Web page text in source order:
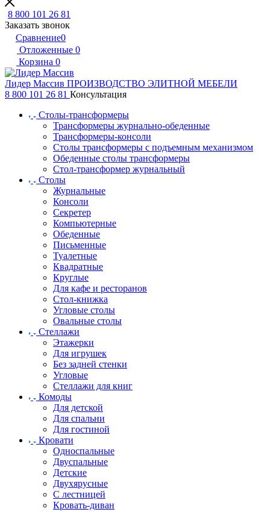
8 800 101 26 81
Заказать звонок
Сравнение0
Отложенные 0
Корзина 0
Лидер Массив ПРОИЗВОДСТВО ЭЛИТНОЙ МЕБЕЛИ
8 800 101 26 81 Консультация
Столы-трансформеры
Трансформеры журнально-обеденные
Трансформеры-консоли
Столы трансформеры с подъемным механизмом
Обеденные столы трансформеры
Стол-трансформер журнальный
Столы
Журнальные
Консоли
Секретер
Компьютерные
Обеденные
Письменные
Туалетные
Квадратные
Круглые
Для кафе и ресторанов
Стол-книжка
Угловые столы
Овальные столы
Стеллажи
Этажерки
Для игрушек
Без задней стенки
Угловые
Стеллажи для книг
Комоды
Для детской
Для спальни
Для гостиной
Кровати
Односпальные
Двуспальные
Детские
Двухярусные
С лестницей
Кровать-диван